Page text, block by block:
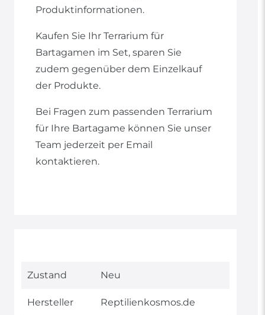
Produktinformationen.
Kaufen Sie Ihr Terrarium für
Bartagamen im Set, sparen Sie
zudem gegenüber dem Einzelkauf
der Produkte.
Bei Fragen zum passenden Terrarium
für Ihre Bartagame können Sie unser
Team jederzeit per Email
kontaktieren.
Technisches
Wert
Zustand Neu
Hersteller Reptilienkosmos.de